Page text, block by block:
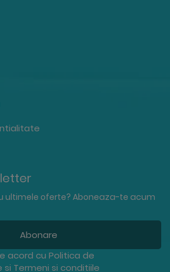
ultimele oferte? Aboneaza-te acum
Abonare
acord cu Politica de
si Termeni si conditiile